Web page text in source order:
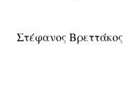
Στέφανος Βρεττάκος